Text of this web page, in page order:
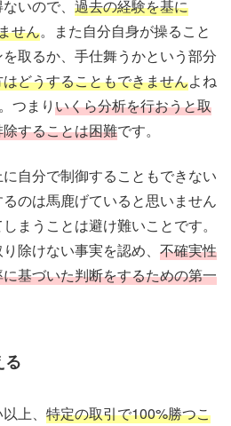
いので、 過去の経験を基に
せん。また自分自身が操ること
取るか、手仕舞うかという部分
どうすることもできませんよね
つまりいくら分析を行おうと取
することは困難です。
自分で制御することもできない
のは馬鹿げていると思いません
まうことは避け難いことです。
除けない事実を認め、 不確実性
基づいた判断をするための第一
る
上、 特定の取引で100%勝つこ